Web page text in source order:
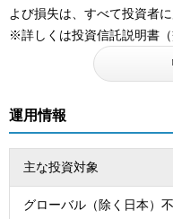
よび損失は、すべて投資者に
※詳しくは投資信託説明書（
運用情報
主な投資対象
グローバル（除く日本）